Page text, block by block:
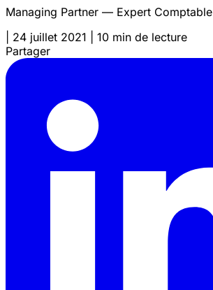
Managing Partner — Expert Comptable
24 juillet 2021
10 min de lecture
Partager